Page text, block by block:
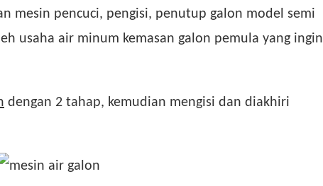
mesin pencuci, pengisi, penutup galon model semi
usaha air minum kemasan galon pemula yang ingin
dengan 2 tahap, kemudian mengisi dan diakhiri